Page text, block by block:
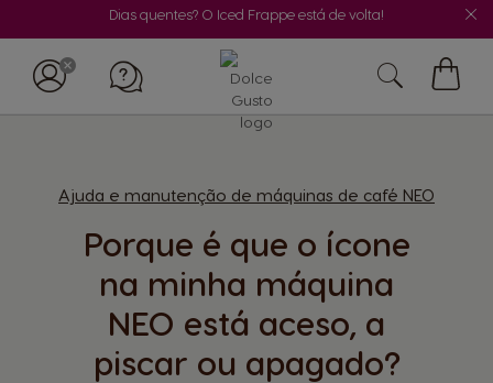
Dias quentes? O Iced Frappe está de volta!
Ajuda e manutenção de máquinas de café NEO
Porque é que o ícone
na minha máquina
NEO está aceso, a
piscar ou apagado?